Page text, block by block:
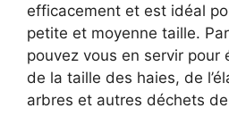
efficacement et est idéal
petite et moyenne taille.
pouvez vous en servir pour
de la taille des haies, de
arbres et autres déchets